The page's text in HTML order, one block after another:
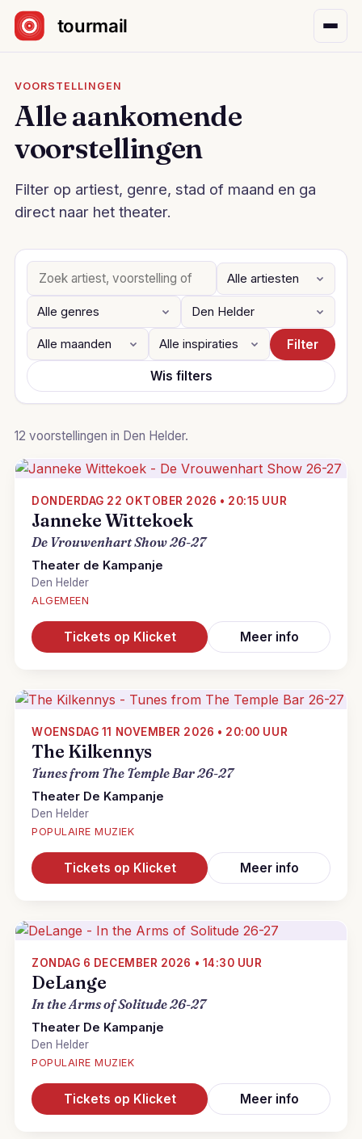
Sla navigatie over
VOORSTELLINGEN
Alle aankomende
voorstellingen
Filter op artiest, genre, stad of maand en ga
direct naar het theater.
Filter
Wis filters
12 voorstellingen in Den Helder.
DONDERDAG 22 OKTOBER 2026 • 20:15 UUR
Janneke Wittekoek
De Vrouwenhart Show 26-27
Theater de Kampanje
Den Helder
ALGEMEEN
Tickets op Klicket Meer info
WOENSDAG 11 NOVEMBER 2026 • 20:00 UUR
The Kilkennys
Tunes from The Temple Bar 26-27
Theater De Kampanje
Den Helder
POPULAIRE MUZIEK
Tickets op Klicket Meer info
ZONDAG 6 DECEMBER 2026 • 14:30 UUR
DeLange
In the Arms of Solitude 26-27
Theater De Kampanje
Den Helder
POPULAIRE MUZIEK
Tickets op Klicket Meer info